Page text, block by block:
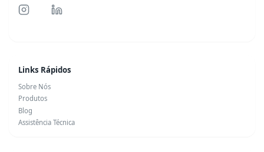
Links Rápidos
Sobre Nós
Produtos
Blog
Assistência Técnica